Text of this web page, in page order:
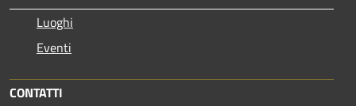
Luoghi
Eventi
CONTATTI